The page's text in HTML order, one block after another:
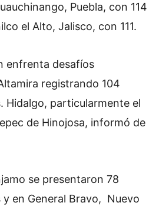
Puebla, con 114
el Alto, Jalisco, con 111.
enfrenta desafíos
registrando 104
Hidalgo, particularmente el
de Hinojosa, informó de
se presentaron 78
en General Bravo, Nuevo